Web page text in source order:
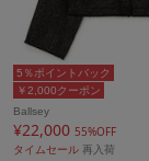
￥2,000クーポン
5％ポイントバック
Ballsey
¥22,000 55%OFF
タイムセール 再入荷